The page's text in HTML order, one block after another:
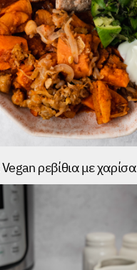
ρεβίθια με χαρίσα